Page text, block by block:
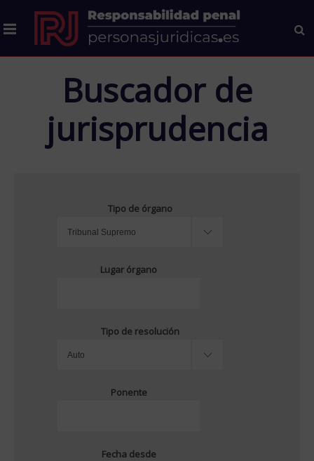
Buscador de
jurisprudencia
Tipo de órgano
Lugar órgano
Tipo de resolución
Ponente
Fecha desde